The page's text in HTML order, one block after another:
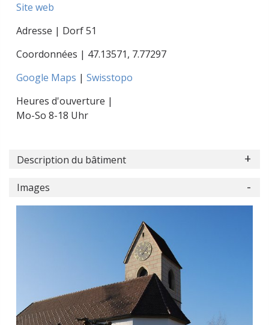
Site web
Adresse | Dorf 51
Coordonnées | 47.13571, 7.77297
Google Maps | Swisstopo
Heures d'ouverture |
Mo-So 8-18 Uhr
Description du bâtiment
Images